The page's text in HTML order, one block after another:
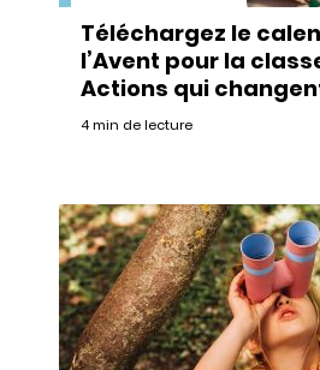
Téléchargez le
l’Avent pour la
Actions qui
4 min de lecture